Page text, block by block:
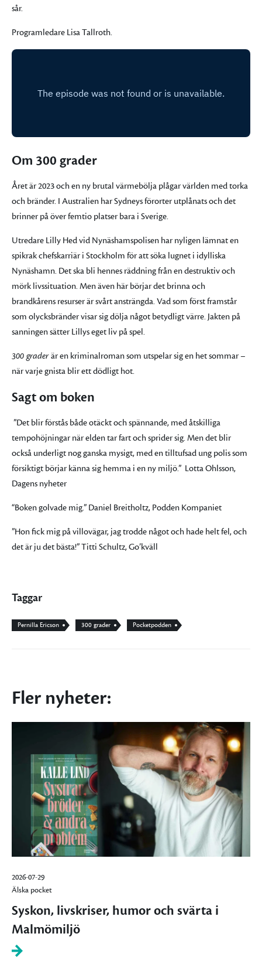
sår.
Programledare Lisa Tallroth.
Om 300 grader
Året är2023och en ny brutal värmebölja plågar världen med torka
och bränder. I Australien har Sydneys förorter utplånats och det
brinner på över femtio platser bara i Sverige.
Utredare Lilly Hed vid Nynäshamspolisen har nyligen lämnat en
spikrak chefskarriär i Stockholm för att söka lugnet i idylliska
Nynäshamn. Det ska bli hennes räddning från en destruktiv och
mörk livssituation. Men även här börjar det brinna och
brandkårens resurser är svårt ansträngda. Vad som först framstår
som olycksbränder visar sig dölja något betydligt värre. Jakten på
sanningen sätter Lillys eget liv på spel.
300 graderär en kriminalroman som utspelar sig en het sommar –
när varje gnista blir ett dödligt hot.
Sagt om boken
”Det blir förstås både otäckt och spännande, med åtskilliga
tempohöjningar när elden tar fart och sprider sig. Men det blir
också underligt nog ganska mysigt, med en tilltufsad ung polis som
försiktigt börjar känna sig hemma i en ny miljö.” Lotta Ohlsson,
Dagens nyheter
“Boken golvade mig.” Daniel Breitholtz, Podden Kompaniet
”Hon fick mig på villovägar, jag trodde något och hade helt fel, och
det är ju det bästa!” Titti Schultz, Go’kväll
Taggar
Pernilla Ericson 300 grader Pocketpodden
Fler nyheter:
2026-07-29
Älska pocket
Syskon, livskriser, humor och svärta i
Malmömiljö